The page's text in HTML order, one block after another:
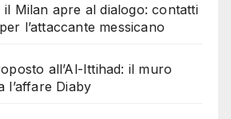
Milan apre al dialogo: contatti
l’attaccante messicano
all’Al-Ittihad: il muro
l’affare Diaby